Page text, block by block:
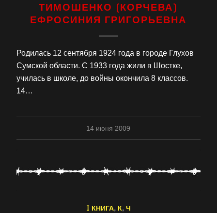
ТИМОШЕНКО (КОРЧЕВА)
ЕФРОСИНИЯ ГРИГОРЬЕВНА
Родилась 12 сентября 1924 года в городе Глухов
Сумской области. С 1933 года жили в Шостке,
училась в школе, до войны окончила 8 классов.
14…
14 июня 2009
I КНИГА, К, Ч